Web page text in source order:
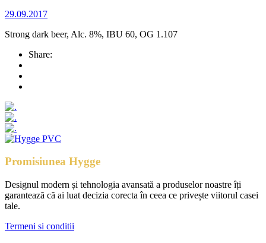
29.09.2017
Strong dark beer, Alc. 8%, IBU 60, OG 1.107
Share:
Promisiunea Hygge
Designul modern și tehnologia avansată a produselor noastre îți
garantează că ai luat decizia corecta în ceea ce privește viitorul casei
tale.
Termeni si conditii